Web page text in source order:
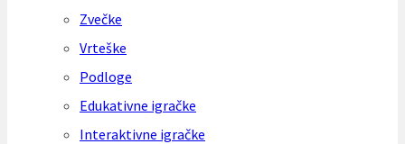
Zvečke
Vrteške
Podloge
Edukativne igračke
Interaktivne igračke